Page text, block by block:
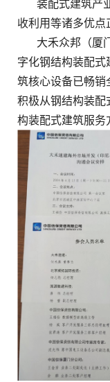
装配式建筑产
收利用等诸多优点
大禾众邦（厦
字化钢结构装配
筑核心设备已畅
积极从钢结构装
构装配式建筑服务